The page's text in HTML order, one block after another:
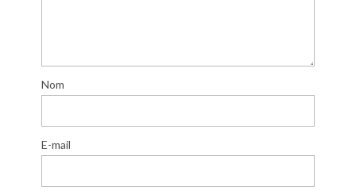
Nom
E-mail